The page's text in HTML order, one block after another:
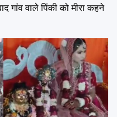
गांव वाले पिंकी को मीरा कहने